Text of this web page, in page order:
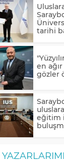
tarihi
en
gözler
eğitim